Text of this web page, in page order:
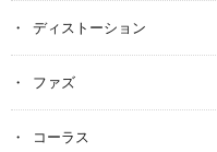
ディストーション
ファズ
コーラス